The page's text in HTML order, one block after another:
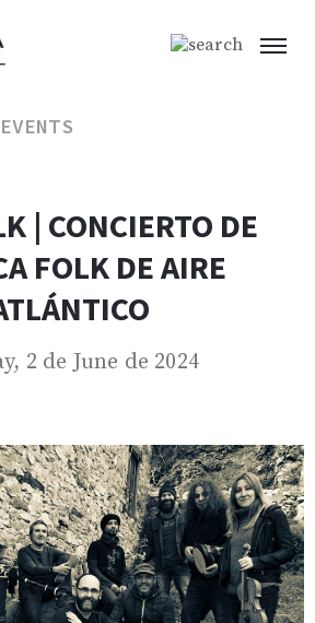
| CONCIERTO DE
FOLK DE AIRE
2 de June de 2024